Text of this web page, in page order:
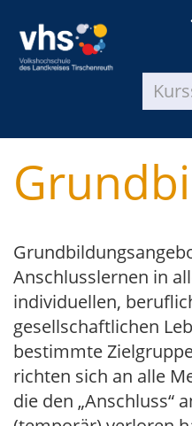
Anschlusslernen in
individuellen,
gesellschaftlichen
bestimmte
richten sich an alle
die den „Anschluss“